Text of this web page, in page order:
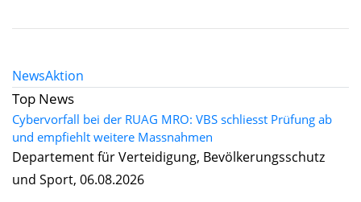
NewsAktion
Top News
Cybervorfall bei der RUAG MRO: VBS schliesst Prüfung ab
und empfiehlt weitere Massnahmen
Departement für Verteidigung, Bevölkerungsschutz
und Sport, 06.08.2026